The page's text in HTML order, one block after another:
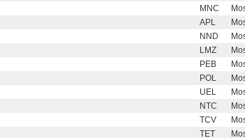
MNC
APL
NND
LMZ
PEB
POL
UEL
NTC
TCV
TET